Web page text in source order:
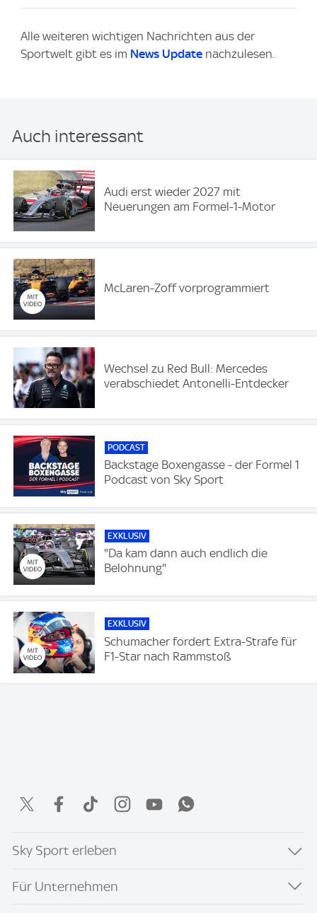
Alle weiteren wichtigen Nachrichten aus der
Sportwelt gibt es im News Update nachzulesen.
Auch interessant
Audi erst wieder 2027 mit
Neuerungen am Formel-1-Motor
McLaren-Zoff vorprogrammiert
Wechsel zu Red Bull: Mercedes
verabschiedet Antonelli-Entdecker
PODCAST
Backstage Boxengasse - der Formel 1
Podcast von Sky Sport
EXKLUSIV
"Da kam dann auch endlich die
Belohnung"
EXKLUSIV
Schumacher fordert Extra-Strafe für
F1-Star nach Rammstoß
Sky Sport erleben
Für Unternehmen